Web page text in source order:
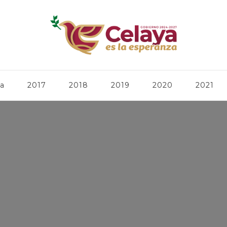
2017 2018 2019 2020 2021